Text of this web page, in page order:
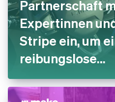
Partnerschaft
Expertinnen
Stripe ein, um
reibungslose
anzubieten